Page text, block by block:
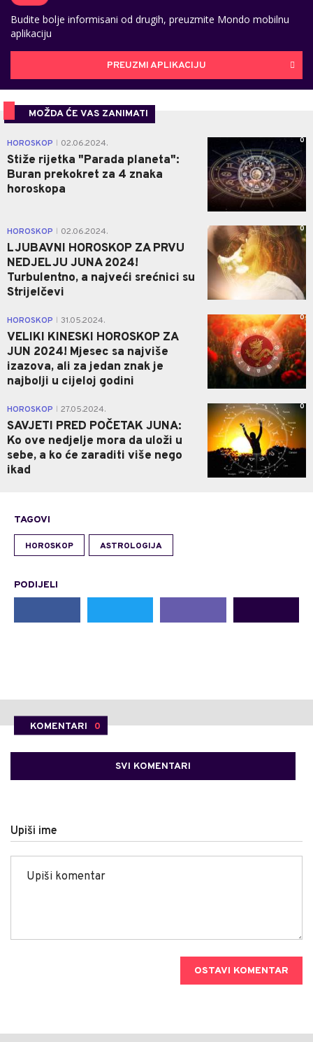
Budite bolje informisani od drugih, preuzmite Mondo mobilnu
aplikaciju
PREUZMI APLIKACIJU
MOŽDA ĆE VAS ZANIMATI
HOROSKOP 02.06.2024.
Stiže rijetka "Parada planeta":
Buran prekokret za 4 znaka
horoskopa
0
HOROSKOP 02.06.2024.
LJUBAVNI HOROSKOP ZA PRVU
NEDJELJU JUNA 2024!
Turbulentno, a najveći srećnici su
Strijelčevi
0
HOROSKOP 31.05.2024.
VELIKI KINESKI HOROSKOP ZA
JUN 2024! Mjesec sa najviše
izazova, ali za jedan znak je
najbolji u cijeloj godini
0
HOROSKOP 27.05.2024.
SAVJETI PRED POČETAK JUNA:
Ko ove nedjelje mora da uloži u
sebe, a ko će zaraditi više nego
ikad
0
TAGOVI
HOROSKOP ASTROLOGIJA
PODIJELI
KOMENTARI 0
SVI KOMENTARI
Upiši ime
OSTAVI KOMENTAR